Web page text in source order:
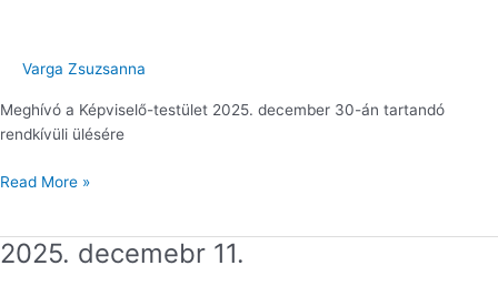
Varga Zsuzsanna
Meghívó a Képviselő-testület 2025. december 30-án tartandó
rendkívüli ülésére
ülés
Read More »
2025. decemebr 11.
2025.